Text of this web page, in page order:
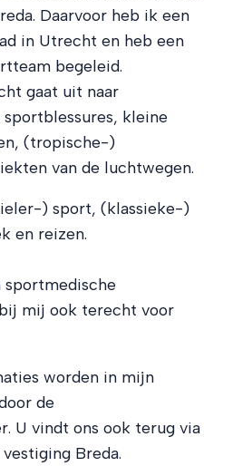
Daarvoor heb ik een
in Utrecht en heb een
begeleid.
gaat uit naar
kleine
(tropische-)
van de luchtwegen.
) sport, (klassieke-)
en reizen.
mij ook terecht voor
worden in mijn
de
U vindt ons ook terug via
Breda.